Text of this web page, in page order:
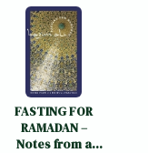
FASTING FOR
RAMADAN –
Notes from a